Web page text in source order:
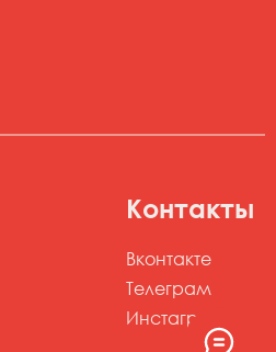
Контакты
Вконтакте
Телеграм
Инстаграм*